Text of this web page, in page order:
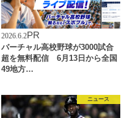
2026.6.2PR
バーチャル高校野球が3000試合
超を無料配信 6月13日から全国
49地方…
ニュース